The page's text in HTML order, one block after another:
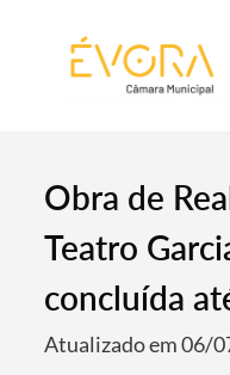
Obra de
Teatro
concluída
Atualizado em 06/